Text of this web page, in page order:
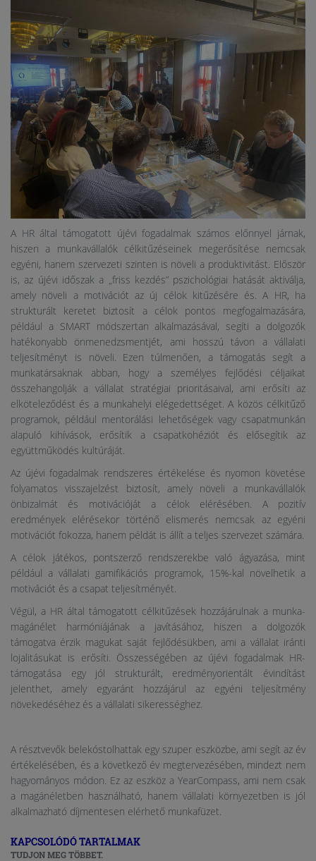
A HR által támogatott újévi fogadalmak számos előnnyel járnak,
hiszen a munkavállalók célkitűzéseinek megerősítése nemcsak
egyéni, hanem szervezeti szinten is növeli a produktivitást. Először
is, az újévi időszak a „friss kezdés” pszichológiai hatását aktiválja,
amely növeli a motivációt az új célok kitűzésére és. A HR, ha
strukturált keretet biztosít a célok pontos megfogalmazására,
például a SMART módszertan alkalmazásával, segíti a dolgozók
hatékonyabb önmenedzsmentjét, ami hosszú távon a vállalati
teljesítményt is növeli. Ezen túlmenően, a támogatás segít a
munkatársaknak abban, hogy a személyes fejlődési céljaikat
összehangolják a vállalat stratégiai prioritásaival, ami erősíti az
elköteleződést és a munkahelyi elégedettséget. A közös célkitűző
programok, például mentorálási lehetőségek vagy csapatmunkán
alapuló kihívások, erősítik a csapatkohéziót és elősegítik az
együttműködés kultúráját.
Az újévi fogadalmak rendszeres értékelése és nyomon követése
folyamatos visszajelzést biztosít, amely növeli a munkavállalók
önbizalmát és motivációját a célok elérésében. A pozitív
eredmények elérésekor történő elismerés nemcsak az egyéni
motivációt fokozza, hanem példát is állít a teljes szervezet számára.
A célok játékos, pontszerző rendszerekbe való ágyazása, mint
például a vállalati gamifikációs programok, 15%-kal növelhetik a
motivációt és a csapat teljesítményét.
Végül, a HR által támogatott célkitűzések hozzájárulnak a munka-
magánélet harmóniájának a javításához, hiszen a dolgozók
támogatva érzik magukat saját fejlődésükben, ami a vállalat iránti
lojalitásukat is erősíti. Összességében az újévi fogadalmak HR-
támogatása egy jól strukturált, eredményorientált évindítást
jelenthet, amely egyaránt hozzájárul az egyéni teljesítmény
növekedéséhez és a vállalati sikerességhez.
A résztvevők belekóstolhattak egy szuper eszközbe, ami segít az év
értékelésében, és a következő év megtervezésében, mindezt nem
hagyományos módon. Ez az eszköz a YearCompass, ami nem csak
a magánéletben használható, hanem vállalati környezetben is jól
alkalmazható díjmentesen elérhető munkafüzet.
KAPCSOLÓDÓ TARTALMAK
TUDJON MEG TÖBBET.